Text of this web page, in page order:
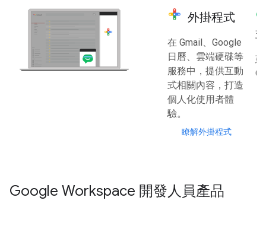
外掛程式
在 Gmail、Google
日曆、雲端硬碟等
服務中，提供互動
式相關內容，打造
個人化使用者體
驗。
瞭解外掛程式
Google Workspace 開發人員產品